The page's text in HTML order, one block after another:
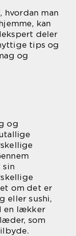
hvordan man
kan
deler
tips og
og
og
sin
om det er
eller sushi,
en lækker
som